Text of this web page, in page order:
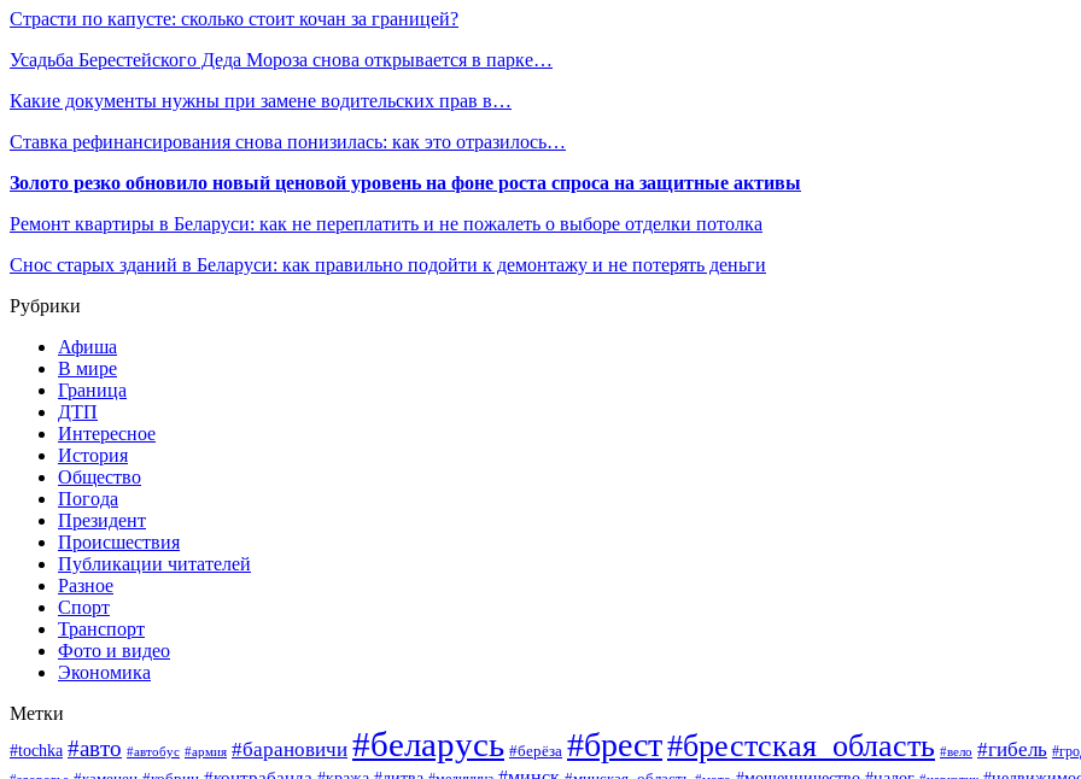
Страсти по капусте: сколько стоит кочан за границей?
Усадьба Берестейского Деда Мороза снова открывается в парке…
Какие документы нужны при замене водительских прав в…
Ставка рефинансирования снова понизилась: как это отразилось…
Золото резко обновило новый ценовой уровень на фоне роста спроса на защитные активы
Ремонт квартиры в Беларуси: как не переплатить и не пожалеть о выборе отделки потолка
Снос старых зданий в Беларуси: как правильно подойти к демонтажу и не потерять деньги
Рубрики
Афиша
В мире
Граница
ДТП
Интересное
История
Общество
Погода
Президент
Происшествия
Публикации читателей
Разное
Спорт
Транспорт
Фото и видео
Экономика
Метки
#tochka #авто #автобус #армия #барановичи #беларусь #берёза #брест#брестская_область #вело #гибель